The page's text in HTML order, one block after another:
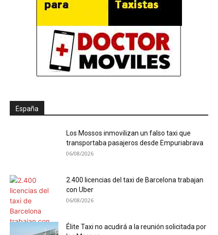
España
Los Mossos inmovilizan un falso taxi que
transportaba pasajeros desde Empuriabrava
06/08/2026
2.400 licencias del taxi de Barcelona trabajan
con Uber
06/08/2026
Élite Taxi no acudirá a la reunión solicitada por